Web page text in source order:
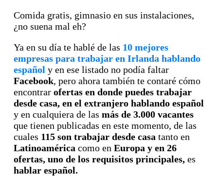
Comida gratis, gimnasio en sus instalaciones,
¿no suena mal eh?
Ya en su día te hablé de las 10 mejores
empresas para trabajar en Irlanda hablando
español y en ese listado no podía faltar
Facebook, pero ahora también te contaré cómo
encontrar ofertas en donde puedes trabajar
desde casa, en el extranjero hablando español
y en cualquiera de las más de 3.000 vacantes
que tienen publicadas en este momento, de las
cuales 115 son trabajar desde casa tanto en
Latinoamérica como en Europa y en 26
ofertas, uno de los requisitos principales, es
hablar español.